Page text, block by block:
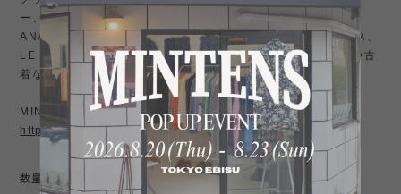
ー、コモリ COMOLI、ciota シオタ、HELILL ヘリル、
ANATOMICA アナトミカやノースフェイス、ナナミカ、イズネス、
LE レショップ、ビンテージ、Burberrys 一枚袖 、ミリタリーや古
着などが好きな方にお勧め。
MINTENSお勧め商品はこちら↓
https://shop.mintens-tokyo.com/categories/3774631
数量